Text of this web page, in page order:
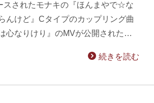
スされたモナキの『ほんまやで☆な
んけど』Cタイプのカップリング曲
心なりけり』のMVが公開された…
続きを読む